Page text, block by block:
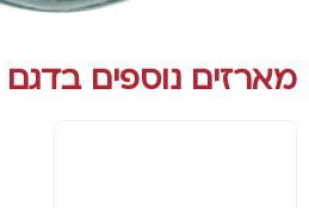
מארזים נוספים בדגם